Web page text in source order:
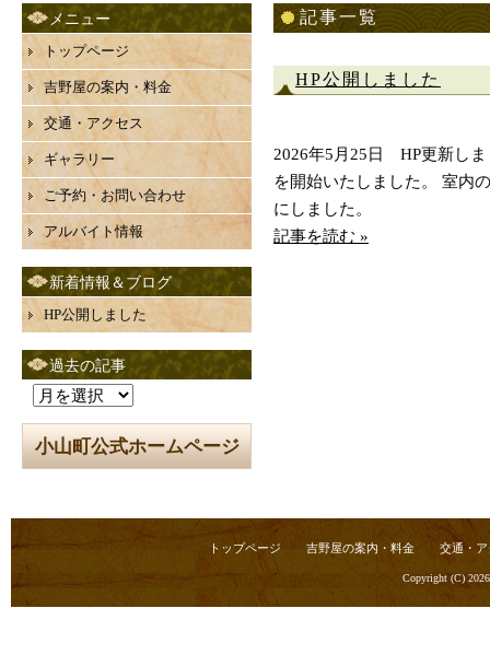
記事一覧
HP公開しました
2026年5月25日 HP更新しま
を開始いたしました。 室内
にしました。
記事を読む »
メニュー
トップページ
吉野屋の案内・料金
交通・アクセス
ギャラリー
ご予約・お問い合わせ
アルバイト情報
新着情報＆ブログ
HP公開しました
過去の記事
去
の
記
小山町公式ホームページ
トップページ 吉野屋の案内・料金 交通・ア
Copyright (C)